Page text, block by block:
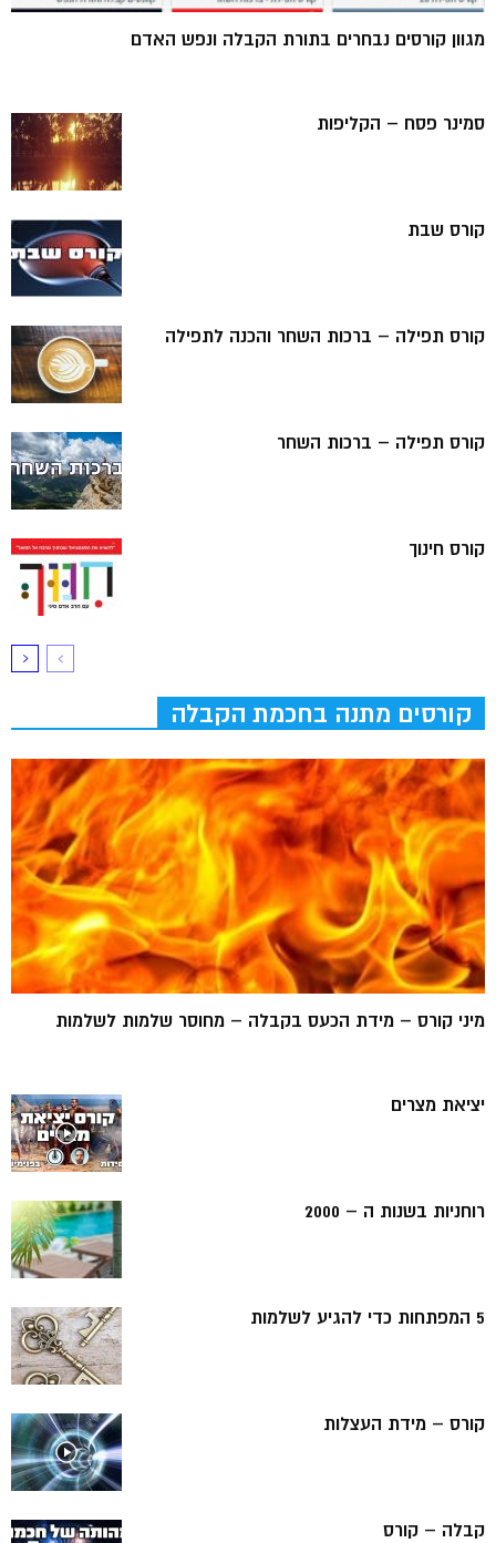
מגוון קורסים נבחרים בתורת הקבלה ונפש האדם
סמינר פסח – הקליפות
קורס שבת
קורס תפילה – ברכות השחר והכנה לתפילה
קורס תפילה – ברכות השחר
קורס חינוך
קורסים מתנה בחכמת הקבלה
מיני קורס – מידת הכעס בקבלה – מחוסר שלמות לשלמות
יציאת מצרים
רוחניות בשנות ה – 2000
5 המפתחות כדי להגיע לשלמות
קורס – מידת העצלות
קבלה – קורס